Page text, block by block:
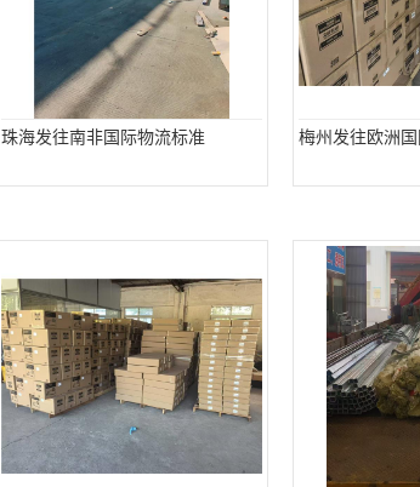
珠海发往南非国际物流标准 梅州发往欧洲